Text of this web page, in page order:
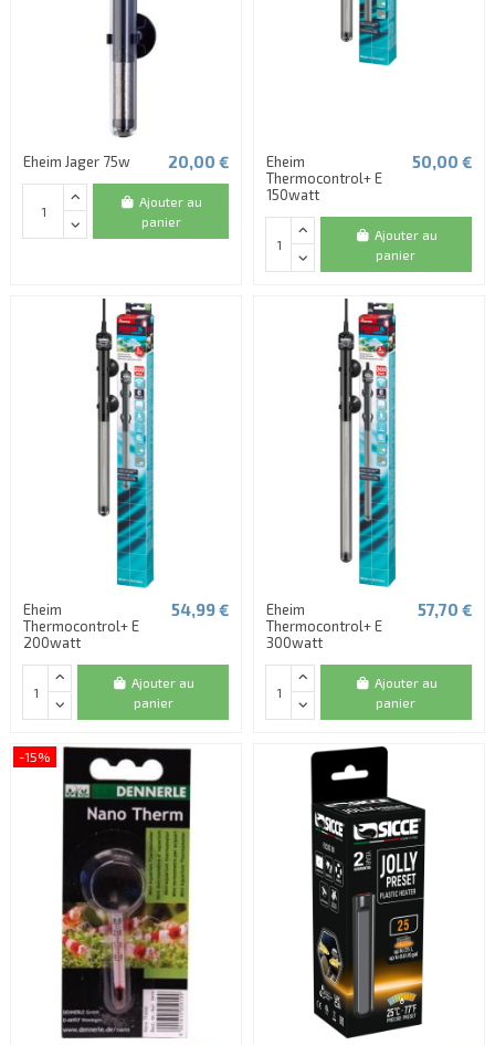
Eheim Jager 75w 20,00 €
Ajouter au
panier
Eheim
Thermocontrol+ E
150watt
50,00 €
Ajouter au
panier
Eheim
Thermocontrol+ E
200watt
54,99 €
Ajouter au
panier
Eheim
Thermocontrol+ E
300watt
57,70 €
Ajouter au
panier
-15%